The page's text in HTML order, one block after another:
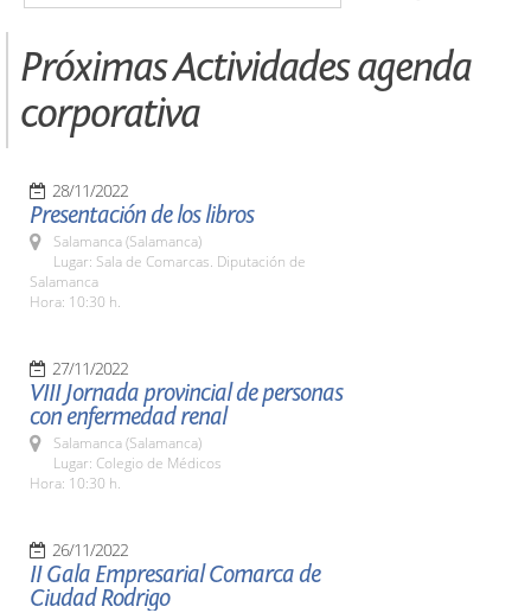
Próximas Actividades agenda
corporativa
28/11/2022
Presentación de los libros
Salamanca (Salamanca)
Lugar: Sala de Comarcas. Diputación de
Salamanca
Hora: 10:30 h.
27/11/2022
VIII Jornada provincial de personas
con enfermedad renal
Salamanca (Salamanca)
Lugar: Colegio de Médicos
Hora: 10:30 h.
26/11/2022
II Gala Empresarial Comarca de
Ciudad Rodrigo